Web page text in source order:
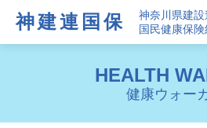
神建連国保
神奈川県建設
国民健康保険
HEALTH
健康ウォー